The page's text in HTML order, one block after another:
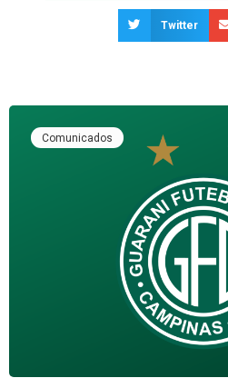
Twitter
Comunicados